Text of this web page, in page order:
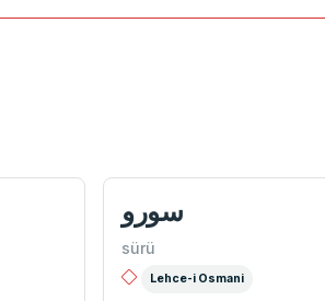
سورو
sürü
Lehce-i Osmani